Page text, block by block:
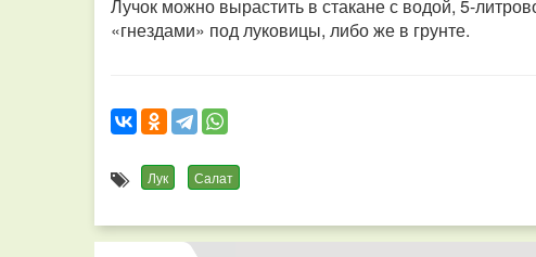
Лучок можно вырастить в стакане с водой, 5-
«гнездами» под луковицы, либо же в грунте.
Лук Салат